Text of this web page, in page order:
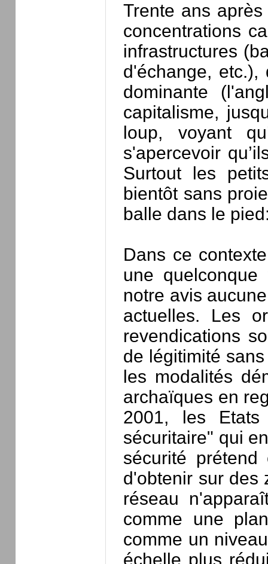
Trente ans
concentrations
infrastructures
d'échange,
dominante
capitalisme,
loup, voyant
s'apercevoir
Surtout les
bientôt sans
balle dans le
Dans ce
une
notre avis
actuelles. Les
revendications
de légitimité
les modalités
archaïques en
2001, les
sécuritaire" qui
sécurité prétend
d'obtenir sur des
réseau
comme une
comme un
échelle plus